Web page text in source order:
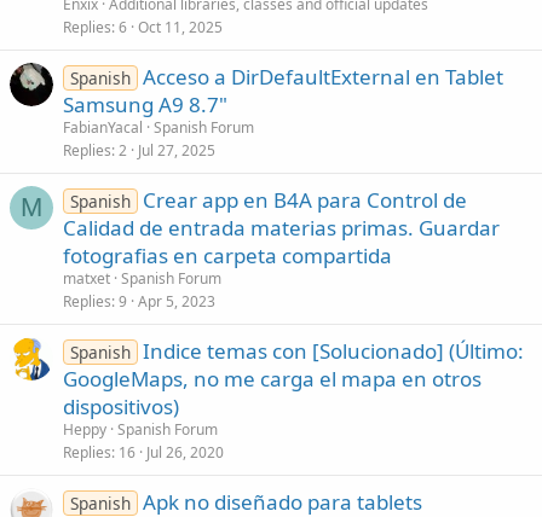
Replies 6 Oct 11, 2025
Spanish Acceso a DirDefaultExternal en Tablet
Samsung A9 8.7"
FabianYacal Spanish Forum
Replies 2 Jul 27, 2025
M Spanish Crear app en B4A para Control de
Calidad de entrada materias primas. Guardar
fotografias en carpeta compartida
matxet Spanish Forum
Replies 9 Apr 5, 2023
Spanish Indice temas con [Solucionado] (Último:
GoogleMaps, no me carga el mapa en otros
dispositivos)
Heppy Spanish Forum
Replies 16 Jul 26, 2020
Spanish Apk no diseñado para tablets